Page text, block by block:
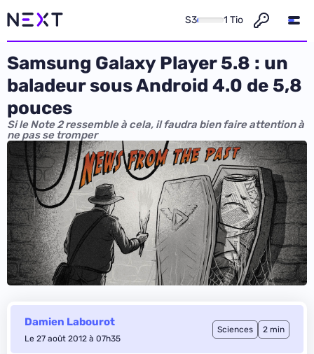
S3 1 Tio
Samsung Galaxy Player 5.8 : un
baladeur sous Android 4.0 de 5,8
pouces
Si le Note 2 ressemble à cela, il faudra bien faire attention à
ne pas se tromper
Damien Labourot
Le 27 août 2012 à 07h35
Sciences 2 min